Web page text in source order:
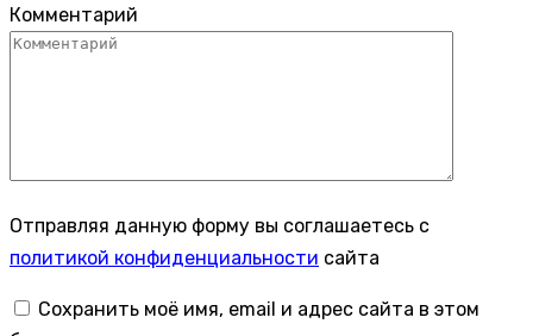
Комментарий
Отправляя данную форму вы соглашаетесь с
политикой конфиденциальности сайта
Сохранить моё имя, email и адрес сайта в этом